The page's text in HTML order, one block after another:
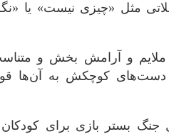
مثل «چیزی نیست»
و آرامش بخش و متناسب
کوچکش به آن‌ها
بستر بازی برای